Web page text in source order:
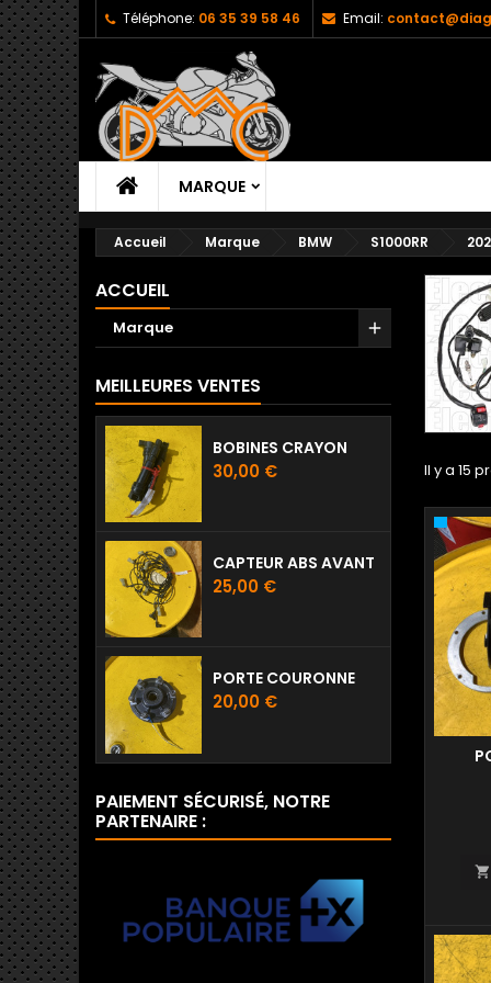
Téléphone: 06 35 39 58 46 Email:
MARQUE
Accueil Marque BMW S1000RR
ACCUEIL
Marque
MEILLEURES VENTES
BOBINES CRAYON
Prix
30,00 €
CAPTEUR ABS AVANT
Prix
25,00 €
PORTE COURONNE
Prix
20,00 €
PAIEMENT SÉCURISÉ, NOTRE
PARTENAIRE :
Il y a 15
